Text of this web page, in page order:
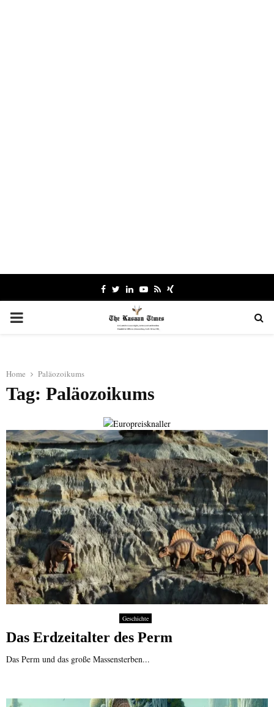
Facebook
TwitterLinkedinYoutube
RssXing
PRIMARY
Home Paläozoikums
Tag: Paläozoikums
Geschichte
Das Erdzeitalter des Perm
Das Perm und das große Massensterben...